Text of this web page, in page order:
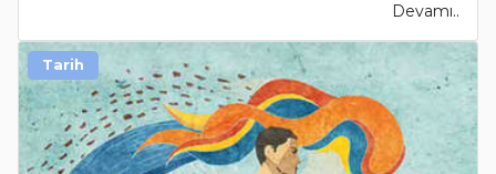
Devamı..
Tarih